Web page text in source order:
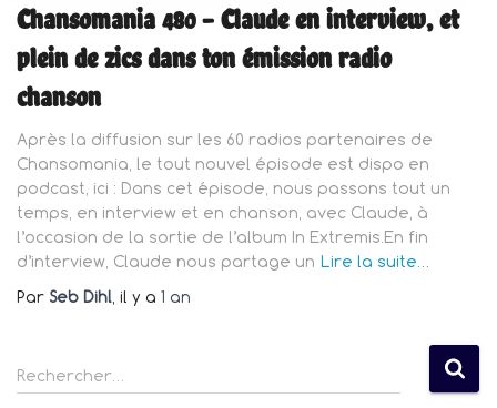
Chansomania 480 – Claude en interview, et
plein de zics dans ton émission radio
chanson
Après la diffusion sur les 60 radios partenaires de
Chansomania, le tout nouvel épisode est dispo en
podcast, ici : Dans cet épisode, nous passons tout un
temps, en interview et en chanson, avec Claude, à
l’occasion de la sortie de l’album In Extremis.En fin
d’interview, Claude nous partage un Lire la suite…
Par Seb Dihl , il y a 1 an
R
e
Rechercher…